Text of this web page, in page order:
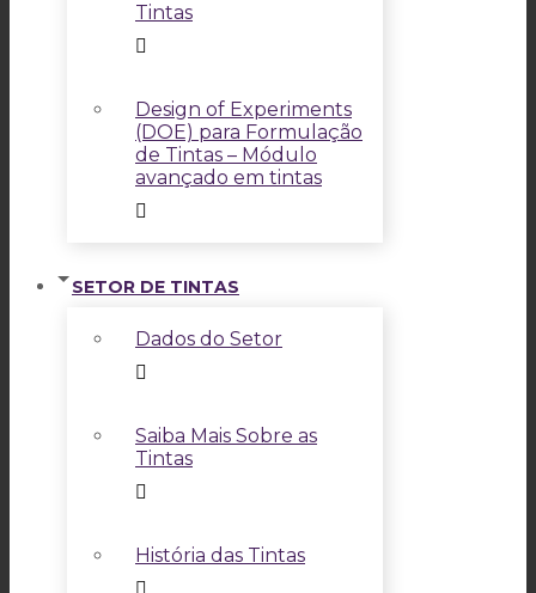
Tintas
Design of Experiments
(DOE) para Formulação
de Tintas – Módulo
avançado em tintas
SETOR DE TINTAS
Dados do Setor
Saiba Mais Sobre as
Tintas
História das Tintas